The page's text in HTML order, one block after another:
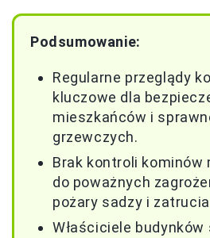
Podsumowanie:
Regularne przeglądy
kluczowe dla
mieszkańców i
grzewczych.
Brak kontroli kominów
do poważnych
pożary sadzy i
Właściciele budynków